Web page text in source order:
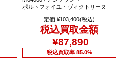
ポルトフォイユ・ヴィクトリーヌ
定価 ¥103,400(税込)
税込買取金額
¥87,890
税込買取率 85.0%